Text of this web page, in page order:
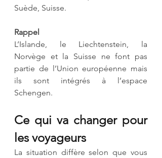
Suède, Suisse.
Rappel
L’Islande, le Liechtenstein, la
Norvège et la Suisse ne font pas
partie de l’Union européenne mais
ils sont intégrés à l’espace
Schengen.
Ce qui va changer pour
les voyageurs
La situation diffère selon que vous